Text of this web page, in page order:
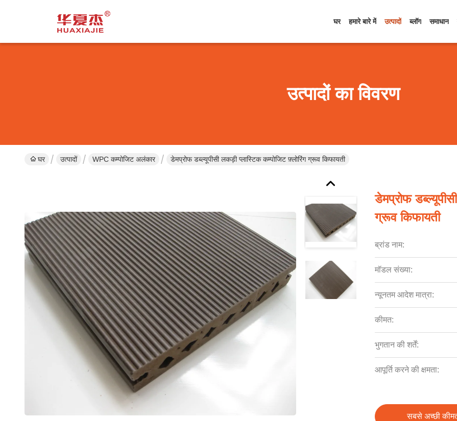
घर हमारे बारे में उत्पादों ब्लॉग समाधान
उत्पादों का विवरण
घर उत्पादों WPC कम्पोजिट अलंकार डेमप्रोफ डब्ल्यूपीसी लकड़ी प्लास्टिक कम्पोजिट फ़्लोरिंग ग्रूव किफायती
डेमप्रोफ
ग्रूव किफायती
ब्रांड नाम:
मॉडल संख्या:
न्यूनतम आदेश मात्रा:
कीमत:
भुगतान की शर्तें:
आपूर्ति करने की क्षमता:
सबसे अच्छी